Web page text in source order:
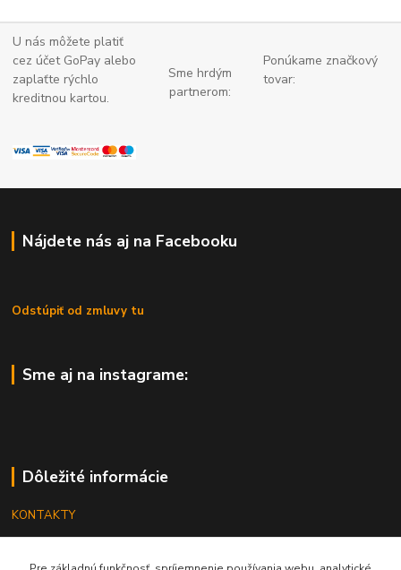
U nás môžete platiť
cez účet GoPay alebo
zaplaťte rýchlo
kreditnou kartou.
Sme hrdým
partnerom:
Ponúkame značkový
tovar:
Nájdete nás aj na Facebooku
Odstúpiť od zmluvy tu
Sme aj na instagrame:
Dôležité informácie
KONTAKTY